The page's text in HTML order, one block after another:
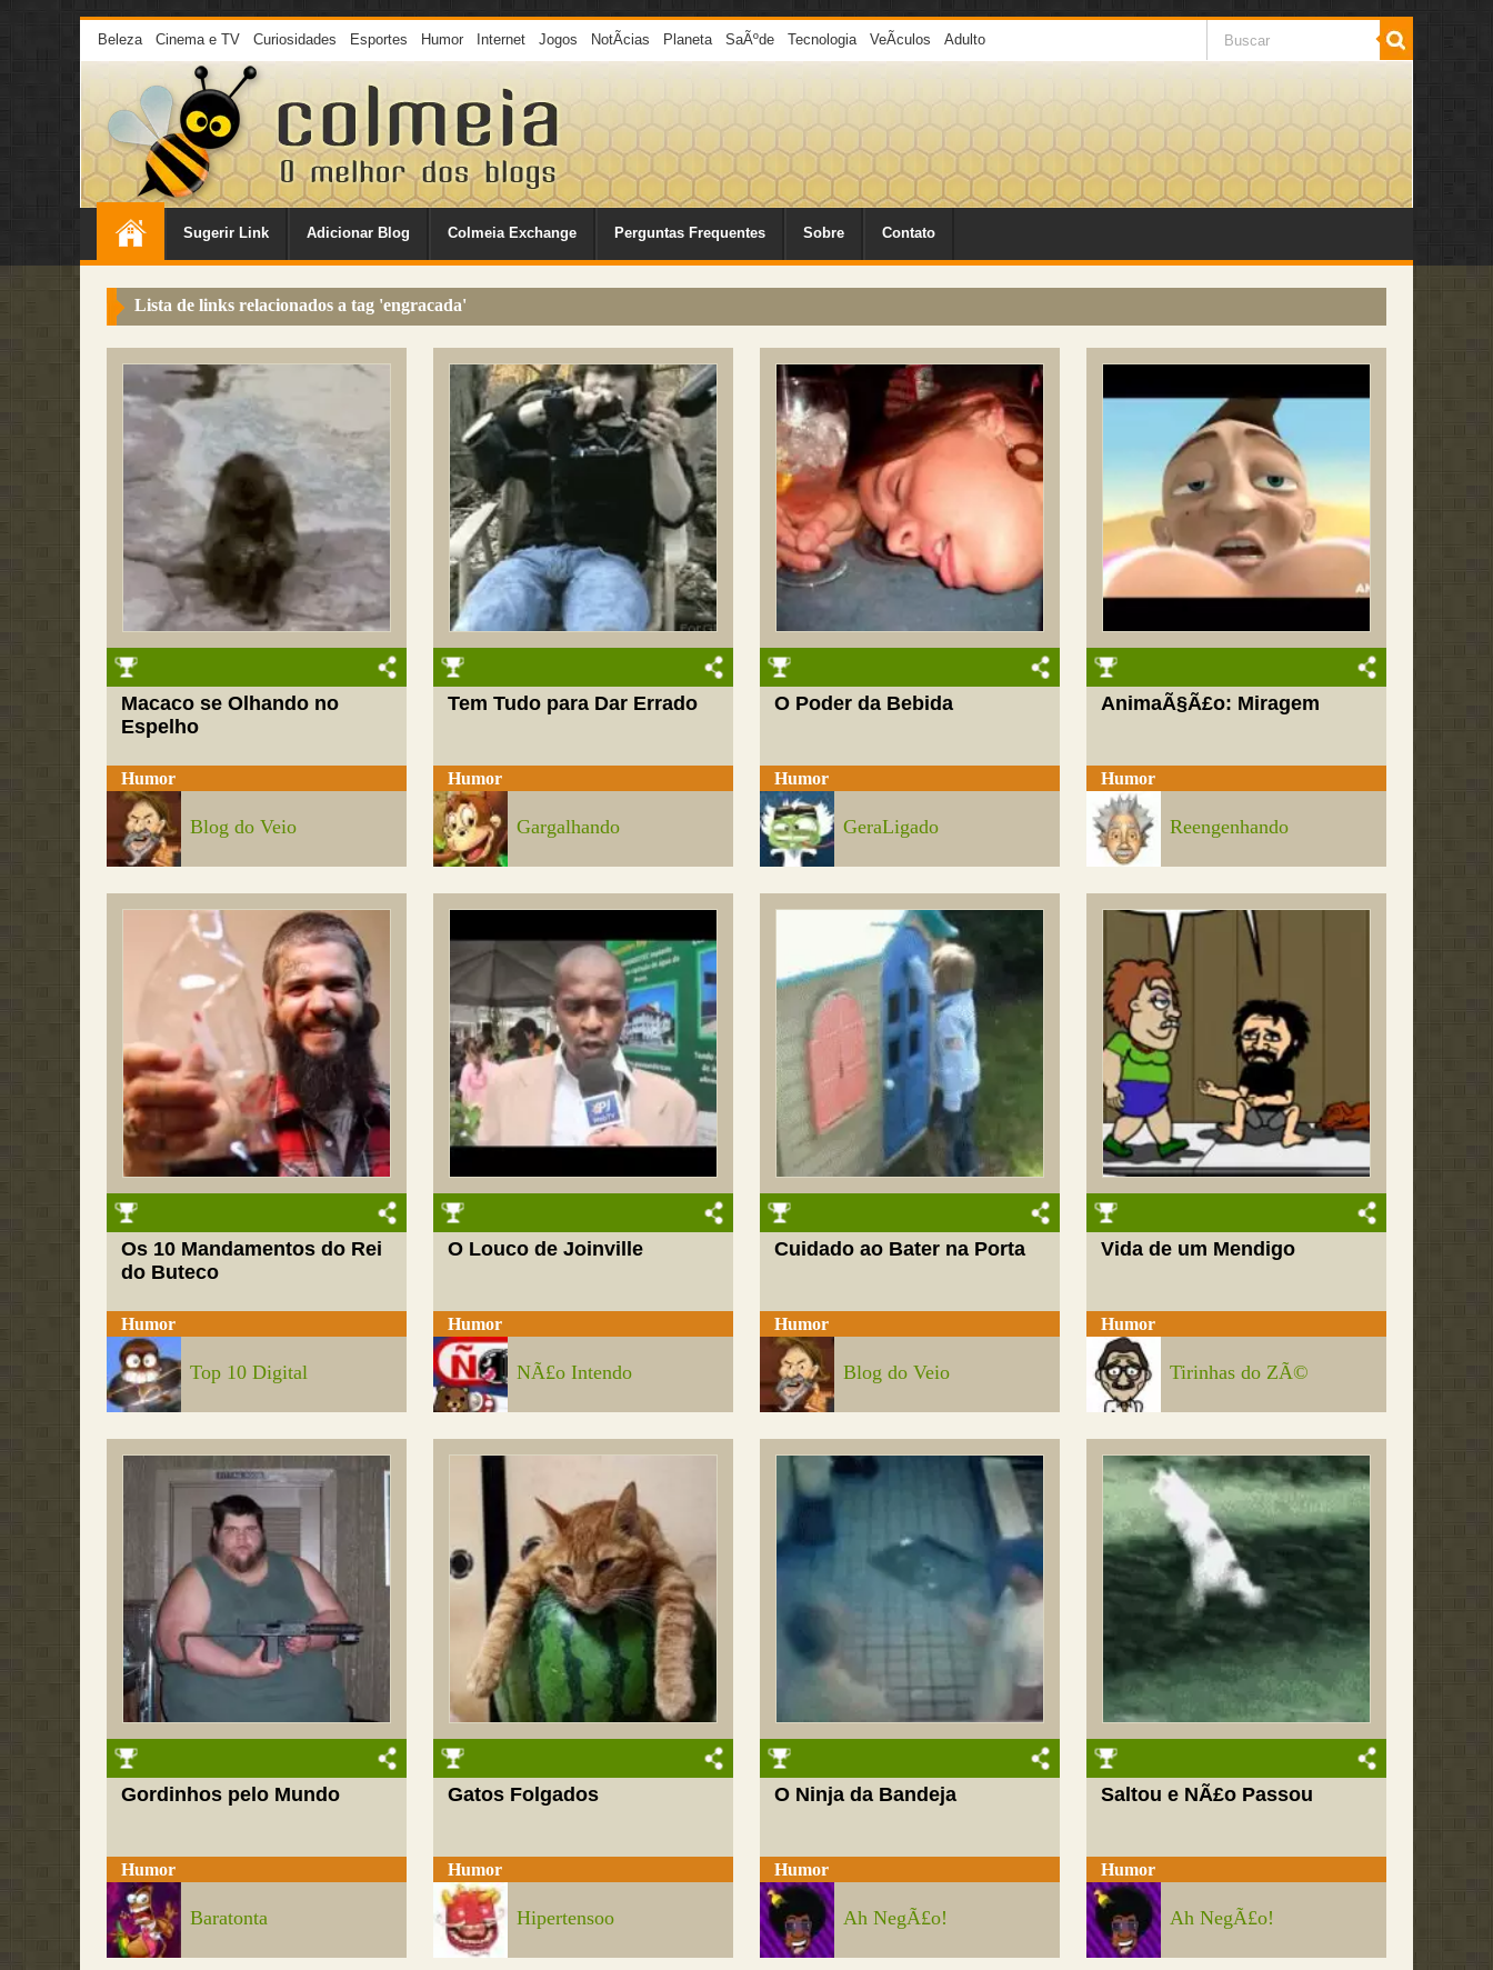
Beleza Cinema e TV Curiosidades Esportes Humor Internet Jogos NotÃ­cias Planeta SaÃºde Tecnologia VeÃ­culos Adulto
Sugerir Link Adicionar Blog Colmeia Exchange Perguntas Frequentes Sobre Contato
Lista de links relacionados a tag 'engracada'
Macaco se Olhando no
Espelho
Humor
Blog do Veio
Tem Tudo para Dar Errado
Humor
Gargalhando
O Poder da Bebida
Humor
GeraLigado
AnimaÃ§Ã£o: Miragem
Humor
Reengenhando
Os 10 Mandamentos do Rei
do Buteco
Humor
Top 10 Digital
O Louco de Joinville
Humor
NÃ£o Intendo
Cuidado ao Bater na Porta
Humor
Blog do Veio
Vida de um Mendigo
Humor
Tirinhas do ZÃ©
Gordinhos pelo Mundo
Humor
Baratonta
Gatos Folgados
Humor
Hipertensoo
O Ninja da Bandeja
Humor
Ah NegÃ£o!
Saltou e NÃ£o Passou
Humor
Ah NegÃ£o!